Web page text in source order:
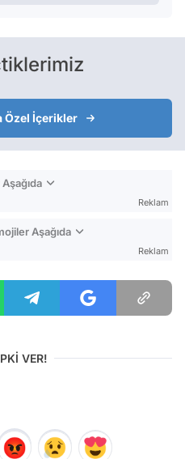
Özel İçerikler
Reklam
Aşağıda
Reklam
VER!